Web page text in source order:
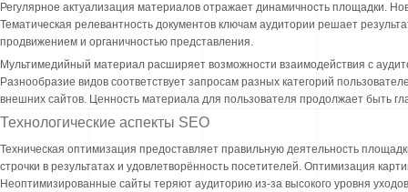
Регулярное актуализация материалов отражает динамичность площадки.
Тематическая релевантность документов ключам аудитории решает
продвижением и органичностью представления.
Мультимедийный материал расширяет возможности взаимодействия с
Разнообразие видов соответствует запросам разных категорий
внешних сайтов. Ценность материала для пользователя продолжает быть
Технологические аспекты SEO
Техническая оптимизация предоставляет правильную деятельность
строчки в результатах и удовлетворённость посетителей. Оптимизация
Неоптимизированные сайты теряют аудиторию из-за высокого уровня